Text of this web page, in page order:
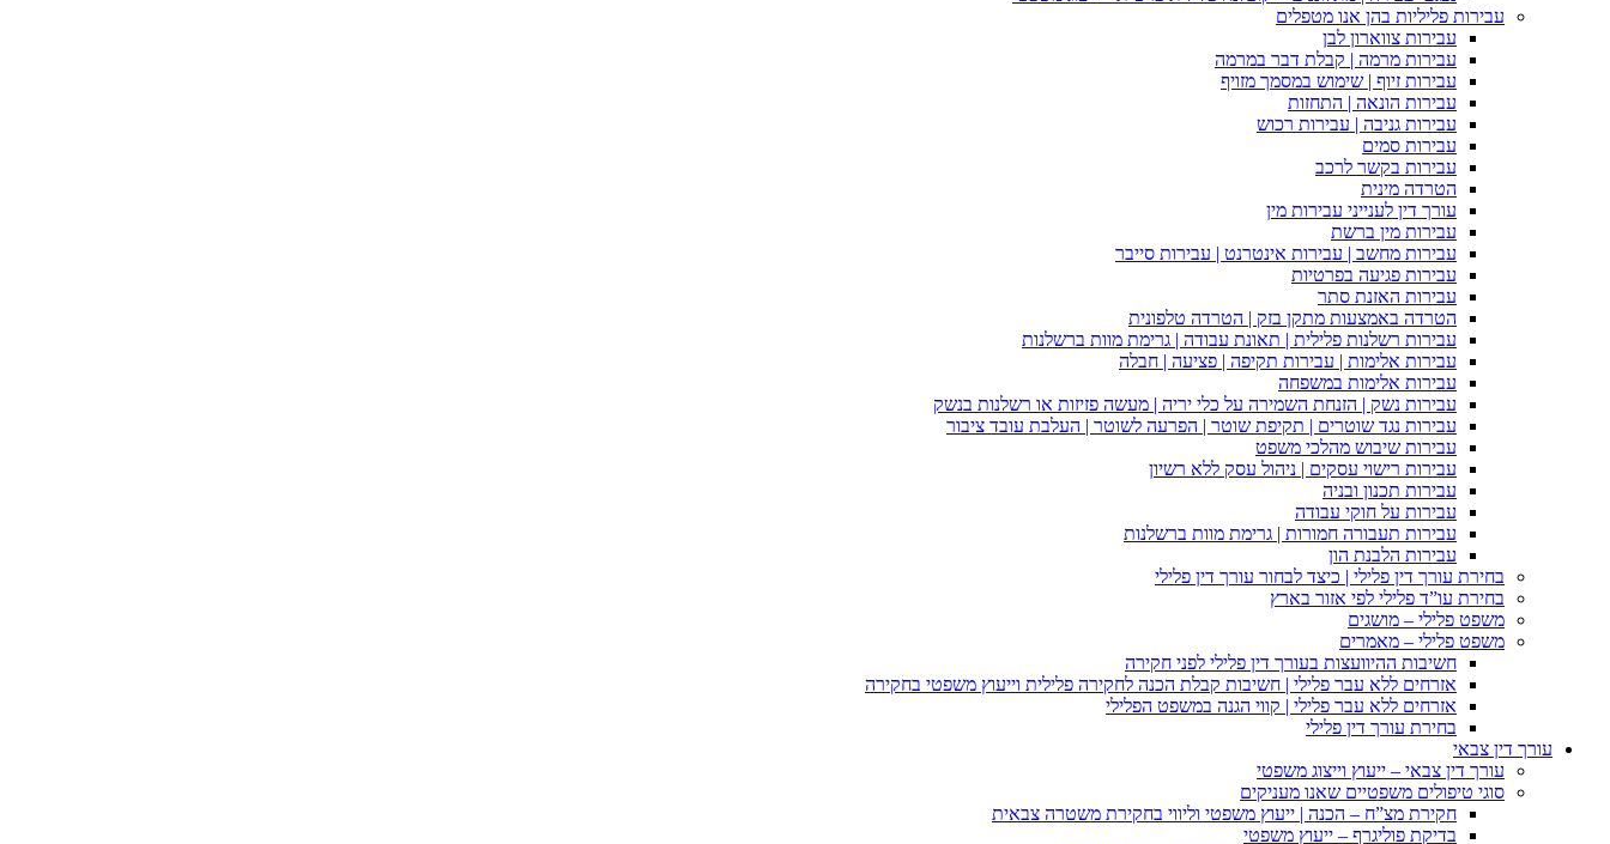
עבירות פליליות בהן אנו מטפלים
עבירות צווארון לבן
עבירות מרמה | קבלת דבר במרמה
עבירות זיוף | שימוש במסמך מזויף
עבירות הונאה | התחזות
עבירות גניבה | עבירות רכוש
עבירות סמים
עבירות בקשר לרכב
הטרדה מינית
עורך דין לענייני עבירות מין
עבירות מין ברשת
עבירות מחשב | עבירות אינטרנט | עבירות סייבר
עבירות פגיעה בפרטיות
עבירות האזנת סתר
הטרדה באמצעות מתקן בזק | הטרדה טלפונית
עבירות רשלנות פלילית | תאונת עבודה | גרימת מוות ברשלנות
עבירות אלימות | עבירות תקיפה | פציעה | חבלה
עבירות אלימות במשפחה
עבירות נשק | הזנחת השמירה על כלי יריה | מעשה פזיזות או רשלנות בנשק
עבירות נגד שוטרים | תקיפת שוטר | הפרעה לשוטר | העלבת עובד ציבור
עבירות שיבוש מהלכי משפט
עבירות רישוי עסקים | ניהול עסק ללא רשיון
עבירות תכנון ובניה
עבירות על חוקי עבודה
עבירות תעבורה חמורות | גרימת מוות ברשלנות
עבירות הלבנת הון
בחירת עורך דין פלילי | כיצד לבחור עורך דין פלילי
בחירת עו”ד פלילי לפי אזור בארץ
משפט פלילי – מושגים
משפט פלילי – מאמרים
חשיבות ההיוועצות בעורך דין פלילי לפני חקירה
אזרחים ללא עבר פלילי | חשיבות קבלת הכנה לחקירה פלילית וייעוץ משפטי בחקירה
אזרחים ללא עבר פלילי | קווי הגנה במשפט הפלילי
בחירת עורך דין פלילי
עורך דין צבאי
עורך דין צבאי – ייעוץ וייצוג משפטי
סוגי טיפולים משפטיים שאנו מעניקים
חקירת מצ”ח – הכנה | ייעוץ משפטי וליווי בחקירת משטרה צבאית
בדיקת פוליגרף – ייעוץ משפטי